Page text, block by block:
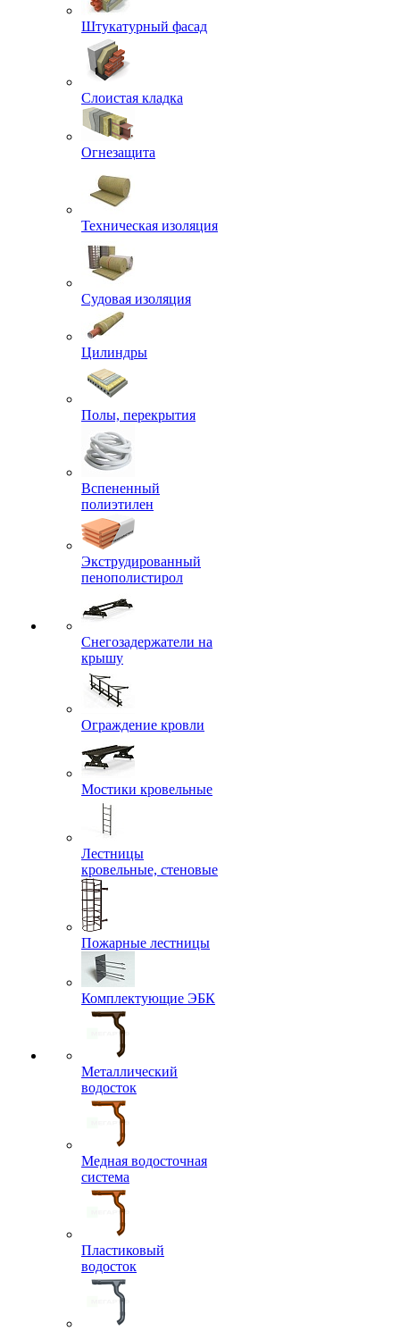
Штукатурный фасад
Слоистая кладка
Огнезащита
Техническая изоляция
Судовая изоляция
Цилиндры
Полы, перекрытия
Вспененный
полиэтилен
Экструдированный
пенополистирол
Снегозадержатели на
крышу
Ограждение кровли
Мостики кровельные
Лестницы
кровельные, стеновые
Пожарные лестницы
Комплектующие ЭБК
Металлический
водосток
Медная водосточная
система
Пластиковый
водосток